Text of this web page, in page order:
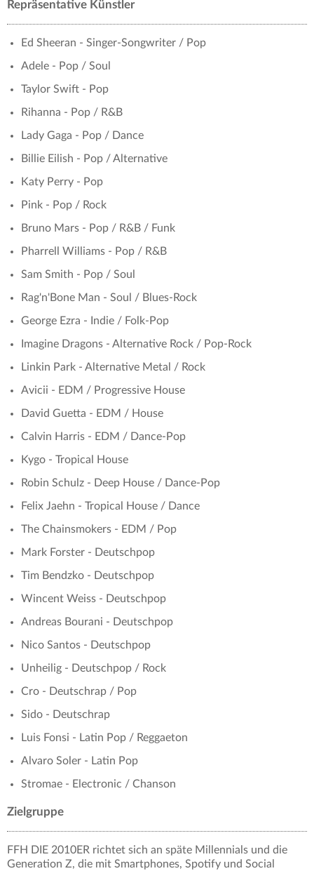
Repräsentative Künstler
Ed Sheeran - Singer-Songwriter / Pop
Adele - Pop / Soul
Taylor Swift - Pop
Rihanna - Pop / R&B
Lady Gaga - Pop / Dance
Billie Eilish - Pop / Alternative
Katy Perry - Pop
Pink - Pop / Rock
Bruno Mars - Pop / R&B / Funk
Pharrell Williams - Pop / R&B
Sam Smith - Pop / Soul
Rag'n'Bone Man - Soul / Blues-Rock
George Ezra - Indie / Folk-Pop
Imagine Dragons - Alternative Rock / Pop-Rock
Linkin Park - Alternative Metal / Rock
Avicii - EDM / Progressive House
David Guetta - EDM / House
Calvin Harris - EDM / Dance-Pop
Kygo - Tropical House
Robin Schulz - Deep House / Dance-Pop
Felix Jaehn - Tropical House / Dance
The Chainsmokers - EDM / Pop
Mark Forster - Deutschpop
Tim Bendzko - Deutschpop
Wincent Weiss - Deutschpop
Andreas Bourani - Deutschpop
Nico Santos - Deutschpop
Unheilig - Deutschpop / Rock
Cro - Deutschrap / Pop
Sido - Deutschrap
Luis Fonsi - Latin Pop / Reggaeton
Alvaro Soler - Latin Pop
Stromae - Electronic / Chanson
Zielgruppe
FFH DIE 2010ER richtet sich an späte Millennials und die
Generation Z, die mit Smartphones, Spotify und Social